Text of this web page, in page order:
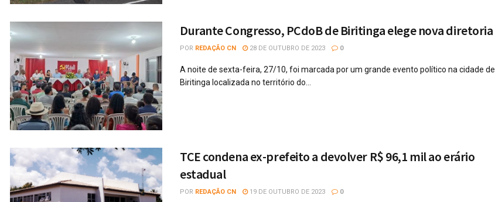
Durante Congresso, PCdoB de Biritinga elege nova diretoria
POR REDAÇÃO CN 28 DE OUTUBRO DE 2023 0
A noite de sexta-feira, 27/10, foi marcada por um grande evento político na cidade de
Biritinga localizada no território do...
TCE condena ex-prefeito a devolver R$ 96,1 mil ao erário
estadual
POR REDAÇÃO CN 19 DE OUTUBRO DE 2023 0